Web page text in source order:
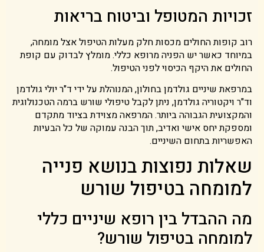
זכויות המטופל וביטוח בריאות
רוב קופות החולים מכסות חלק מעלות הטיפול אצל מומחה,
במיוחד כאשר יש הפניה מרופא כללי. מומלץ לבדוק עם קופת
החולים את היקף הכיסוי לפני הטיפול.
במרפאת שיניים גולדמן בחולון, המנוהלת על ידי ד"ר יולי גולדמן
וד"ר ויקטוריה גולדמן, ניתן לקבל טיפולי שורש ברמה הטכנולוגית
והמקצועית הגבוהה ביותר. המרפאה מצוידת בציוד מתקדם
ומספקת יחס אישי ואדיב, תוך הבנה עמוקה של כל הבעיות
האפשריות בתחום השיניים.
שאלות נפוצות בנושא פנייה
למומחה בטיפול שורש
מה ההבדל בין רופא שיניים כללי
למומחה בטיפול שורש?